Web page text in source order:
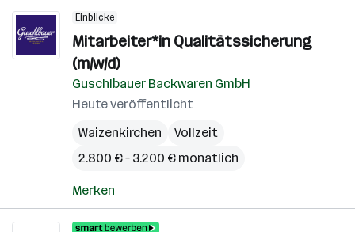
Einblicke
Mitarbeiter*in Qualitätssicherung
(m/w/d)
Guschlbauer Backwaren GmbH
Heute veröffentlicht
Waizenkirchen
Vollzeit
2.800 € – 3.200 € monatlich
Merken